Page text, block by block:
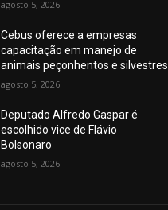
agosto 5, 2026
Cebus oferece a empresas
capacitação em manejo de
animais peçonhentos e silvestres
agosto 5, 2026
Deputado Alfredo Gaspar é
escolhido vice de Flávio
Bolsonaro
agosto 5, 2026